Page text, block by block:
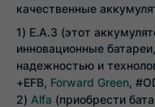
качественные
Е.А.З (этот
инновационные
надежностью и
+EFB, Forward Green,
Alfa (приобрести